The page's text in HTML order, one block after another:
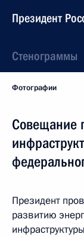
Президент
Стенограммы
Фотографии
Совещание
Президент
развитию